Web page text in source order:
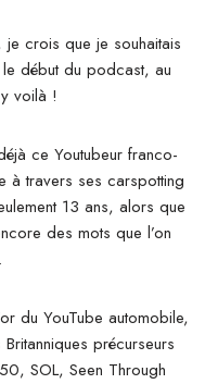
je crois que je souhaitais
début du podcast, au
voilà !
ce Youtubeur franco-
à travers ses carspotting
13 ans, alors que
des mots que l’on
du YouTube automobile,
précurseurs
SOL, Seen Through